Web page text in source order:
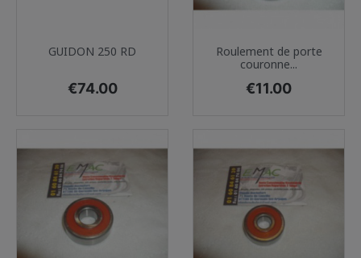
GUIDON 250 RD
Price
€74.00
Roulement de porte
couronne...
Price
€11.00